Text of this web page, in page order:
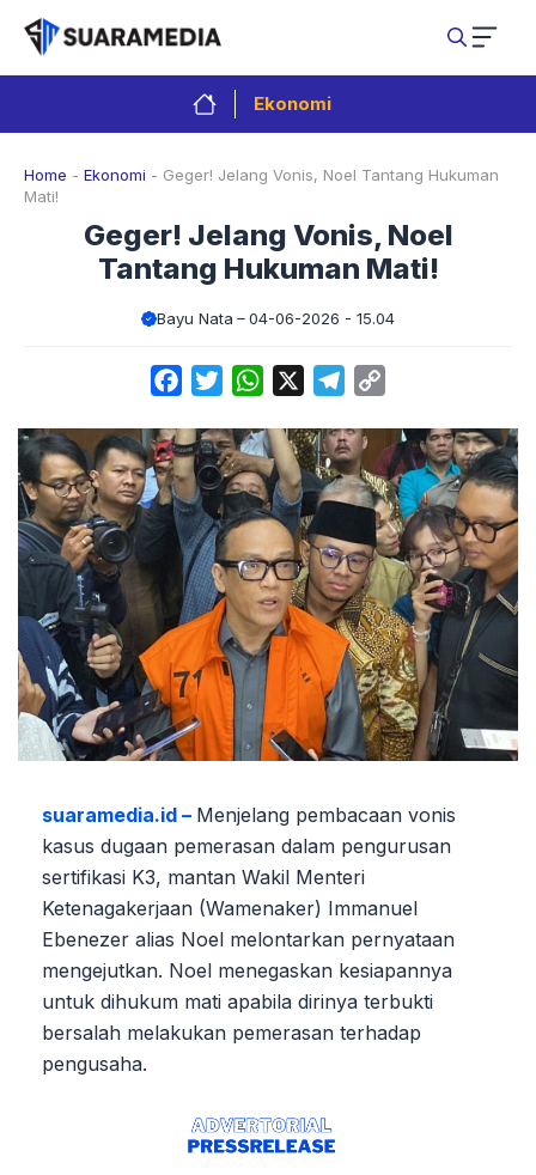
Langsung
isi
Ekonomi
Home - Ekonomi - Geger! Jelang Vonis, Noel Tantang Hukuman
Mati!
Geger! Jelang Vonis, Noel
Tantang Hukuman Mati!
Bayu Nata 04-06-2026 - 15.04
FacebookTwitterWhatsApp Telegram
suaramedia.id – Menjelang pembacaan vonis
kasus dugaan pemerasan dalam pengurusan
sertifikasi K3, mantan Wakil Menteri
Ketenagakerjaan (Wamenaker) Immanuel
Ebenezer alias Noel melontarkan pernyataan
mengejutkan. Noel menegaskan kesiapannya
untuk dihukum mati apabila dirinya terbukti
bersalah melakukan pemerasan terhadap
pengusaha.